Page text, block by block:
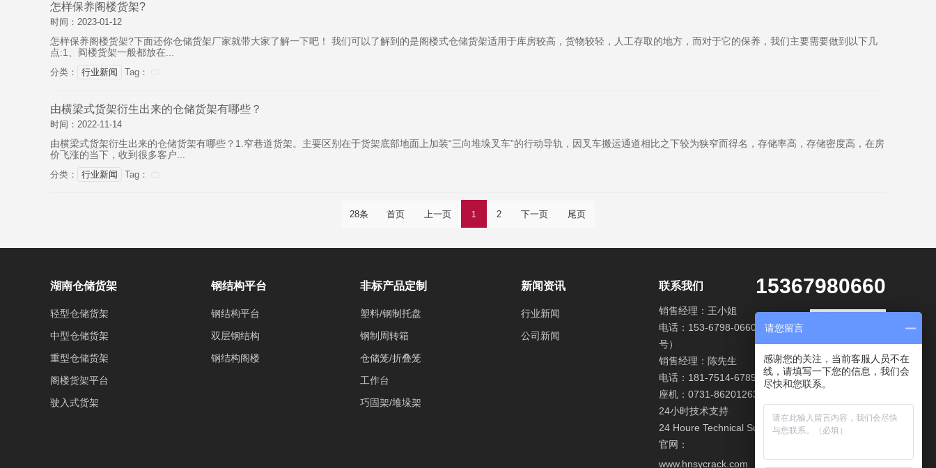
怎样保养阁楼货架?
时间：2023-01-12
怎样保养阁楼货架?下面还你仓储货架厂家就带大家了解一下吧！ 我们可以了解到的是阁楼式仓储货架适用于库房较高，货物较轻，人工存取的地方，而对于它的保养，我们主要需要做到以下几
点:1、阎楼货架一般都放在...
分类： 行业新闻 Tag：
由横梁式货架衍生出来的仓储货架有哪些？
时间：2022-11-14
由横梁式货架衍生出来的仓储货架有哪些？1.窄巷道货架。主要区别在于货架底部地面上加装“三向堆垛叉车”的行动导轨，因叉车搬运通道相比之下较为狭窄而得名，存储率高，存储密度高，在房
价飞涨的当下，收到很多客户...
分类： 行业新闻 Tag：
28条 首页 上一页 1 2 下一页 尾页
湖南仓储货架
轻型仓储货架
中型仓储货架
重型仓储货架
阁楼货架平台
驶入式货架
钢结构平台
钢结构平台
双层钢结构
钢结构阁楼
非标产品定制
塑料/钢制托盘
钢制周转箱
仓储笼/折叠笼
工作台
巧固架/堆垛架
新闻资讯
行业新闻
公司新闻
15367980660
联系我们
销售经理：王小姐
电话：153-6798-0660（微信同
号）
销售经理：陈先生
电话：181-7514-6785
座机：0731-86201263
24小时技术支持
24 Houre Technical Support
官网：
www.hnsycrack.com
请您留言
感谢您的关注，当前客服人员不在
线，请填写一下您的信息，我们会
尽快和您联系。